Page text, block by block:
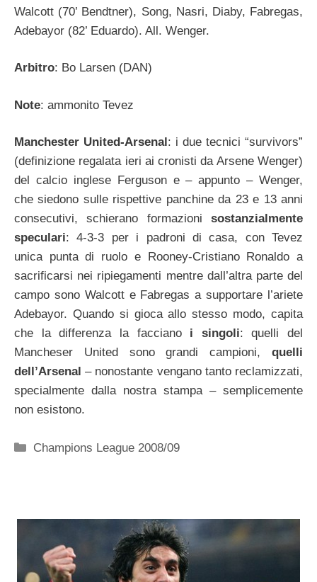
Walcott (70’ Bendtner), Song, Nasri, Diaby, Fabregas,
Adebayor (82’ Eduardo). All. Wenger.
Arbitro: Bo Larsen (DAN)
Note: ammonito Tevez
Manchester United-Arsenal : i due tecnici “survivors”
(definizione regalata ieri ai cronisti da Arsene Wenger)
del calcio inglese Ferguson e – appunto – Wenger,
che siedono sulle rispettive panchine da 23 e 13 anni
consecutivi, schierano formazioni sostanzialmente
speculari: 4-3-3 per i padroni di casa, con Tevez
unica punta di ruolo e Rooney-Cristiano Ronaldo a
sacrificarsi nei ripiegamenti mentre dall’altra parte del
campo sono Walcott e Fabregas a supportare l’ariete
Adebayor. Quando si gioca allo stesso modo, capita
che la differenza la faccianoi singoli: quelli del
Mancheser United sono grandi campioni, quelli
dell’Arsenal – nonostante vengano tanto reclamizzati,
specialmente dalla nostra stampa – semplicemente
non esistono.
Categorie
Champions League 2008/09